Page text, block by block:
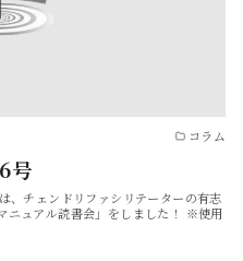
コラム
号
、チェンドリファシリテーターの有志
ニュアル読書会」をしました！ ※使用